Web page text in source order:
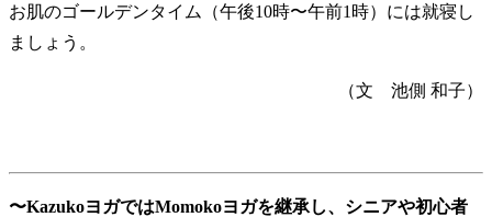
お肌のゴールデンタイム（午後10時〜午前1時）には就寝し
ましょう。
（文 池側 和子）
〜KazukoヨガではMomokoヨガを継承し、シニアや初心者